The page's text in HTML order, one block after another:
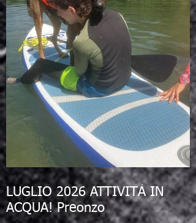
LUGLIO 2026 ATTIVITÀ IN
ACQUA! Preonzo